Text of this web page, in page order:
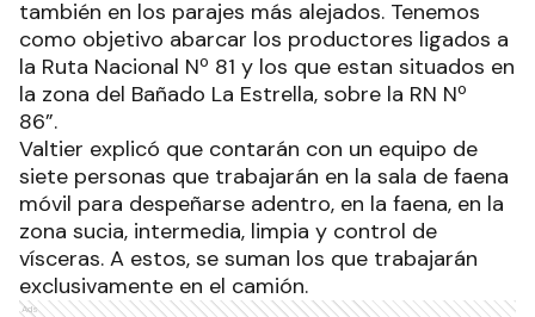
también en los parajes más alejados. Tenemos
como objetivo abarcar los productores ligados a
la Ruta Nacional Nº 81 y los que estan situados en
la zona del Bañado La Estrella, sobre la RN Nº
86”.
Valtier explicó que contarán con un equipo de
siete personas que trabajarán en la sala de faena
móvil para despeñarse adentro, en la faena, en la
zona sucia, intermedia, limpia y control de
vísceras. A estos, se suman los que trabajarán
exclusivamente en el camión.
Ads